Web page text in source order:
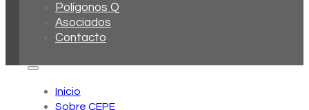
Polígonos Q
Asociados
Contacto
Inicio
Sobre CEPE